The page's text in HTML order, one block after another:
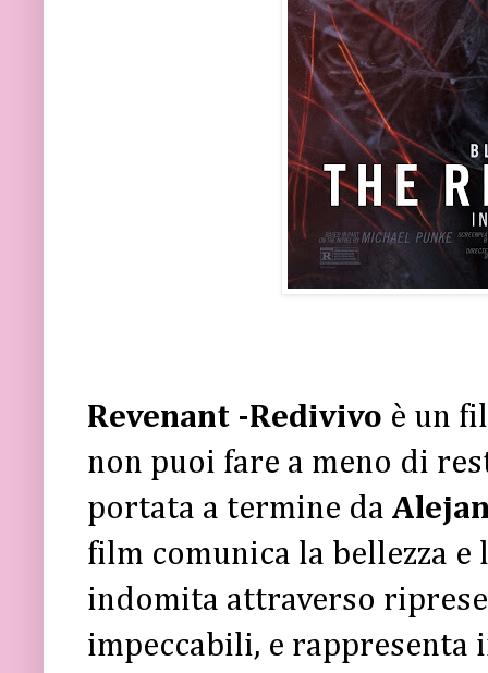
Revenant -Redivivo è un
non puoi fare a meno di
portata a termine da
film comunica la bellezza
indomita attraverso
impeccabili, e